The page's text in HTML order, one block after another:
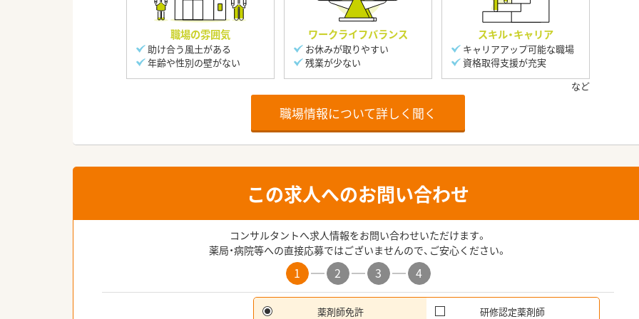
職場の雰囲気
助け合う風土がある
年齢や性別の壁がない
ワークライフバランス
お休みが取りやすい
残業が少ない
スキル・キャリア
キャリアアップ可能な職場
資格取得支援が充実
職場情報について詳しく聞く
この求人へのお問い合わせ
コンサルタントへ求人情報をお問い合わせいただけます。
薬局・病院等への直接応募ではございませんので、ご安心ください。
1 2 3 4
薬剤師免許 研修認定薬剤師